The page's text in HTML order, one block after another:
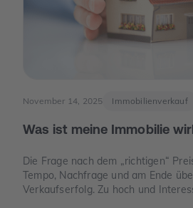
November 14, 2025 Immobilienverkauf
Was ist meine Immobilie
Die Frage nach dem „richtigen“
Tempo, Nachfrage und am Ende
Verkaufserfolg. Zu hoch und